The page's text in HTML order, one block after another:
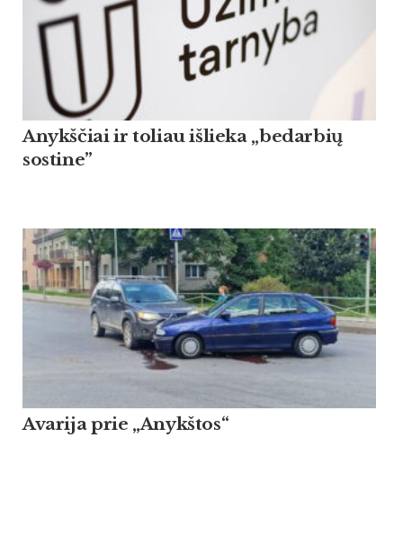
Anykščiai ir toliau išlieka „bedarbių
sostine”
Avarija prie „Anykštos“